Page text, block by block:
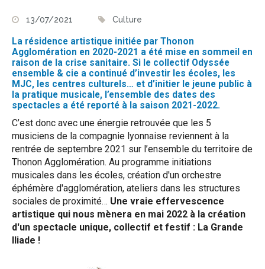
13/07/2021 Culture
La résidence artistique initiée par Thonon
Agglomération en 2020-2021 a été mise en sommeil en
raison de la crise sanitaire. Si le collectif Odyssée
ensemble & cie a continué d’investir les écoles, les
MJC, les centres culturels… et d’initier le jeune public à
la pratique musicale, l’ensemble des dates des
spectacles a été reporté à la saison 2021-2022.
C’est donc avec une énergie retrouvée que les 5
musiciens de la compagnie lyonnaise reviennent à la
rentrée de septembre 2021 sur l’ensemble du territoire de
Thonon Agglomération. Au programme initiations
musicales dans les écoles, création d'un orchestre
éphémère d'agglomération, ateliers dans les structures
sociales de proximité… Une vraie effervescence
artistique qui nous mènera en mai 2022 à la création
d'un spectacle unique, collectif et festif : La Grande
Iliade !